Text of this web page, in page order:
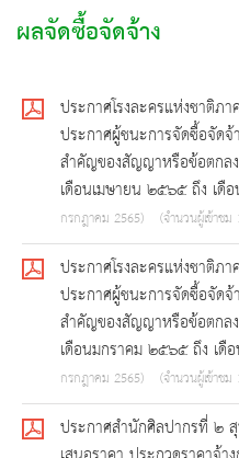
ผลจัดซื้อจัดจ้าง
ประกาศโรงละครแห่งชาติภ
ประกาศผู้ชนะการจัดซื้อจัดจ้
สำคัญของสัญญาหรือข้อตกล
เดือนเมษายน ๒๕๖๕ ถึง เ
กรกฎาคม 2565)
(จำนวนผู้เข้าชม
ประกาศโรงละครแห่งชาติภ
ประกาศผู้ชนะการจัดซื้อจัดจ้
สำคัญของสัญญาหรือข้อตกล
เดือนมกราคม ๒๕๖๕ ถึง เ
กรกฎาคม 2565)
(จำนวนผู้เข้าชม
ประกาศสำนักศิลปากรที่ ๒